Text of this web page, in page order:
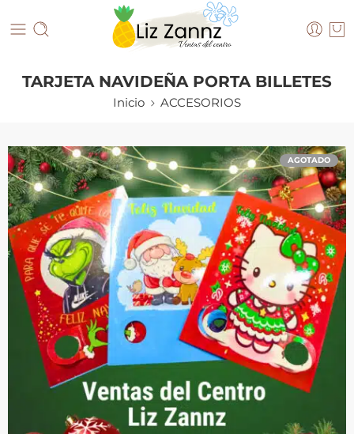
TARJETA NAVIDEÑA PORTA BILLETES
Inicio ACCESORIOS
AGOTADO